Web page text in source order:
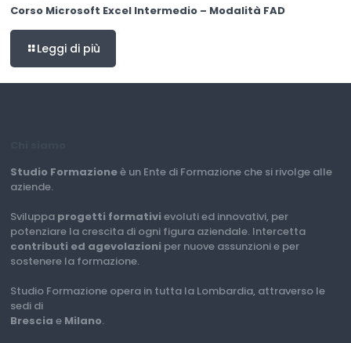
Corso Microsoft Excel Intermedio – Modalità FAD
Leggi di più
Studio Formazioneè un Ente di Formazione che si rivolge alle
aziende.
Sviluppa progetti formativi evoluti ed innovativi, per
potenziare la crescita di ogni figura aziendale. Intercetta
contributi ed agevolazioni per nuove assunzioni e per
sostenere la formazione.
Studio Formazione opera in tutta la Lombardia, attraverso le
sedi di
Brescia e Milano.